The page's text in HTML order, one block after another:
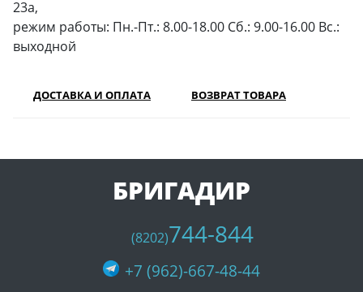
23а,
режим работы: Пн.-Пт.: 8.00-18.00 Сб.: 9.00-16.00 Вс.:
выходной
ДОСТАВКА И ОПЛАТА ВОЗВРАТ ТОВАРА
БРИГАДИР
(8202)744-844
+7 (962)-667-48-44